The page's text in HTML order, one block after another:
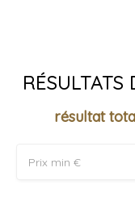
RÉSULTATS
résultat